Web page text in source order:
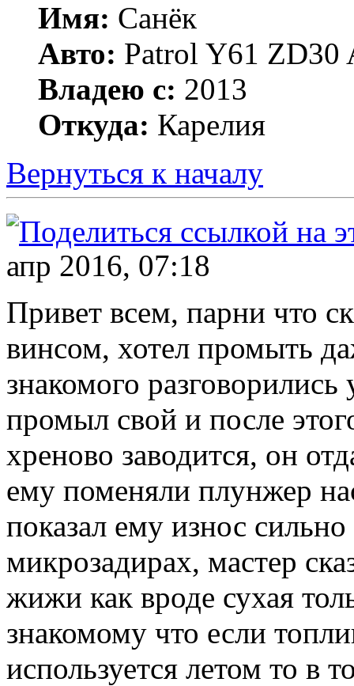
Имя: Санёк
Авто: Patrol Y61 ZD30
Владею с: 2013
Откуда: Карелия
Вернуться к началу
апр 2016, 07:18
Привет всем, парни что
винсом, хотел промыть
знакомого
промыл свой и после
хреново заводится, он
ему поменяли плунжер
показал ему износ
микрозадирах, мастер
жижи как вроде сухая
знакомому что если
используется летом то в